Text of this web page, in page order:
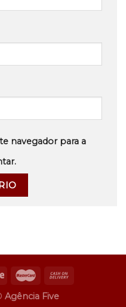
navegador para a
Agência Five